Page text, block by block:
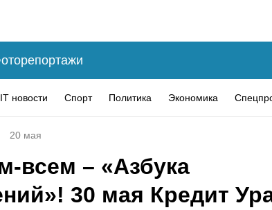
IT новости Спорт Политика Экономика
20 мая
всем – «Азбука
30 мая Кредит